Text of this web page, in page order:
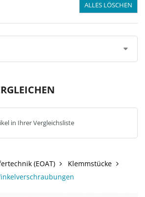
ALLES LÖSCHEN
in Ihrer Vergleichsliste
(EOAT)
Klemmstücke